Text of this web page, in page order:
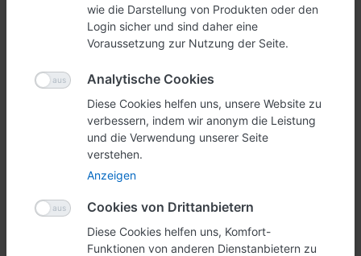
wie die Darstellung von Produkten oder den
Login sicher und sind daher eine
Voraussetzung zur Nutzung der Seite.
Analytische Cookies
Diese Cookies helfen uns, unsere Website zu
verbessern, indem wir anonym die Leistung
und die Verwendung unserer Seite
verstehen.
Anzeigen
Cookies von Drittanbietern
Diese Cookies helfen uns, Komfort-
Funktionen von anderen Dienstanbietern zu